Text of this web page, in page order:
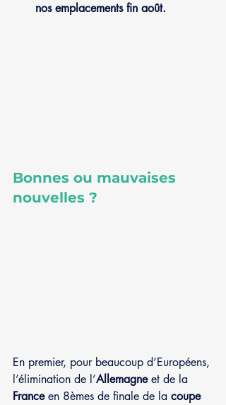
nos emplacements fin août.
Bonnes ou mauvaises
nouvelles ?
En premier, pour beaucoup d’Européens,
l’élimination de l’Allemagne et de la
France en 8èmes de finale de la coupe